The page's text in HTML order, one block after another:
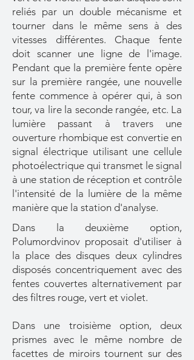
reliés par un double mécanisme et
tourner dans le même sens à des
vitesses différentes. Chaque fente
doit scanner une ligne de l'image.
Pendant que la première fente opère
sur la première rangée, une nouvelle
fente commence à opérer qui, à son
tour, va lire la seconde rangée, etc. La
lumière passant à travers une
ouverture rhombique est convertie en
signal électrique utilisant une cellule
photoélectrique qui transmet le signal
à une station de réception et contrôle
l'intensité de la lumière de la même
manière que la station d'analyse.
Dans la deuxième option,
Polumordvinov proposait d'utiliser à
la place des disques deux cylindres
disposés concentriquement avec des
fentes couvertes alternativement par
des filtres rouge, vert et violet.
Dans une troisième option, deux
prismes avec le même nombre de
facettes de miroirs tournent sur des